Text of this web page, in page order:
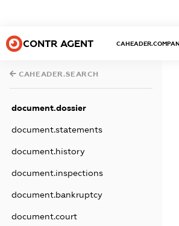
CONTR AGENT
CAHEADER.SEARCH
document.dossier
document.statements
document.history
document.inspections
document.bankruptcy
document.court